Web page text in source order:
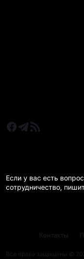
Если у вас есть
сотрудничество,
Все права защищены ©
Контакты